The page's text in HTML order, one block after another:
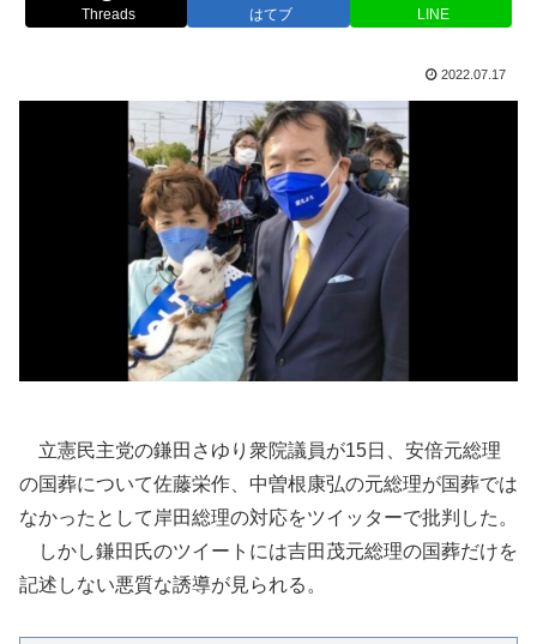
Threads はてブ LINE
2022.07.17
立憲民主党の鎌田さゆり衆院議員が15日、安倍元総理
の国葬について佐藤栄作、中曽根康弘の元総理が国葬では
なかったとして岸田総理の対応をツイッターで批判した。
しかし鎌田氏のツイートには吉田茂元総理の国葬だけを
記述しない悪質な誘導が見られる。